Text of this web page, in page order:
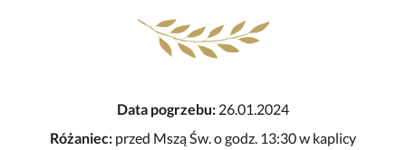
Data pogrzebu: 26.01.2024
Różaniec: przed Mszą Św. o godz. 13:30 w kaplicy